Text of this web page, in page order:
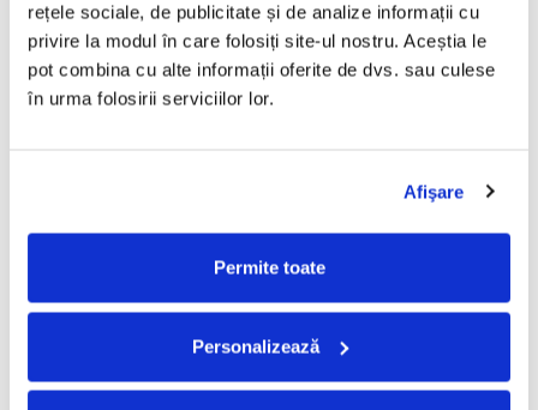
rețele sociale, de publicitate și de analize informații cu
privire la modul în care folosiți site-ul nostru. Aceștia le
pot combina cu alte informații oferite de dvs. sau culese
în urma folosirii serviciilor lor.
Afişare
Permite toate
Personalizează
29,99 Lei
ADAUGA IN COS
Tot, (CD)
99,99 Lei
189,00 Lei
50,00 Lei
Cargo- Spiritus Sanctus (Editie
Aniversara) (Disc Vinil)
Partizan - Am Cu Ce (Disc
Vinil)